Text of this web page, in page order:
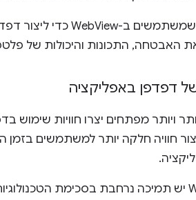
האבטחה, התכונות והיכולות של
דפדפן באפליקציה
חוויה חלקה יותר למשתמשים בזמן